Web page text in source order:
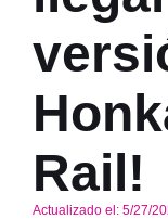
Rail!
Actualizado el: 5/27/